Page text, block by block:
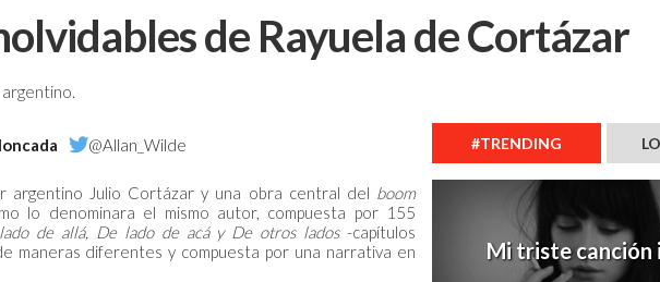
de Rayuela de Cortázar
@Allan_Wilde
argentino Julio Cortázar y una obra central del boom
lo denominara el mismo autor, compuesta por 155
de allá, De lado de acá y De otros lados-capítulos
maneras diferentes y compuesta por una narrativa en
#TRENDING
Mi triste canción